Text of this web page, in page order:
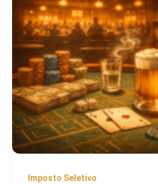
Imposto Seletivo